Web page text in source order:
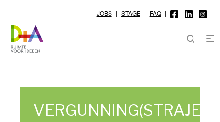
JOBS | STAGE | FAQ |